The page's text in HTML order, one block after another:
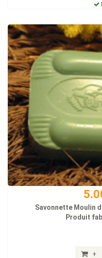
Savonnette Moulin
Produit
+